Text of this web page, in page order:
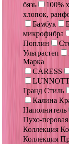
бязь
100%
хлопок,
Бамбук
микрофибра
Поплин
Ультрастеп
Марка
CARESS
Гранд Стиль
Калина
Наполнитель
Пухо-перовая
Коллекция
Коллекция